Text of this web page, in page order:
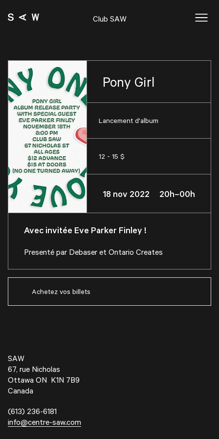
Club SAW
Pony Girl
Lancement d'album
12 - 15 $
18 nov 2022 20h–00h
Avec invitée Eve Parker Finley !
Presenté par Debaser et Ontario Creates
Achetez vos billets
SAW
67, rue Nicholas
Ottawa ON K1N 7B9
Canada
(613) 236-6181
info@centre-saw.com